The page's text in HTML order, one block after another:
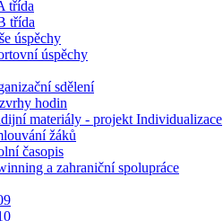
třída
třída
úspěchy
úspěchy
sdělení
hodin
materiály - projekt Individualizace
žáků
časopis
a zahraniční spolupráce